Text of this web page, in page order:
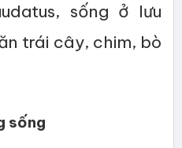
sống ở lưu
trái cây, chim, bò
sống